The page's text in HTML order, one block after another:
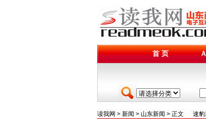
首 页
读我网 > 新闻 > 山东新闻 > 正文 速豹